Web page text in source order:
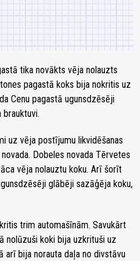
tika novākts vēja nolauzts
pagastā koks bija nokritis uz
Cenu pagastā ugunsdzēsēji
uz vēja postījumu likvidēšanas
Dobeles novada Tērvetes
vēja nolauztu koku. Arī šorīt
glābēji sazāģēja koku,
trim automašīnām. Savukārt
nolūzuši koki bija uzkrituši uz
arī bija norauta daļa no divstāvu